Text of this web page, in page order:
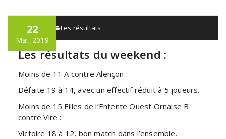
22
Mai, 2019
admin Les résultats
Les résultats du weekend :
Moins de 11 A contre Alençon :
Défaite 19 à 14, avec un effectif réduit à 5 joueurs.
Moins de 15 Filles de l’Entente Ouest Ornaise B
contre Vire :
Victoire 18 à 12, bon match dans l’ensemble.